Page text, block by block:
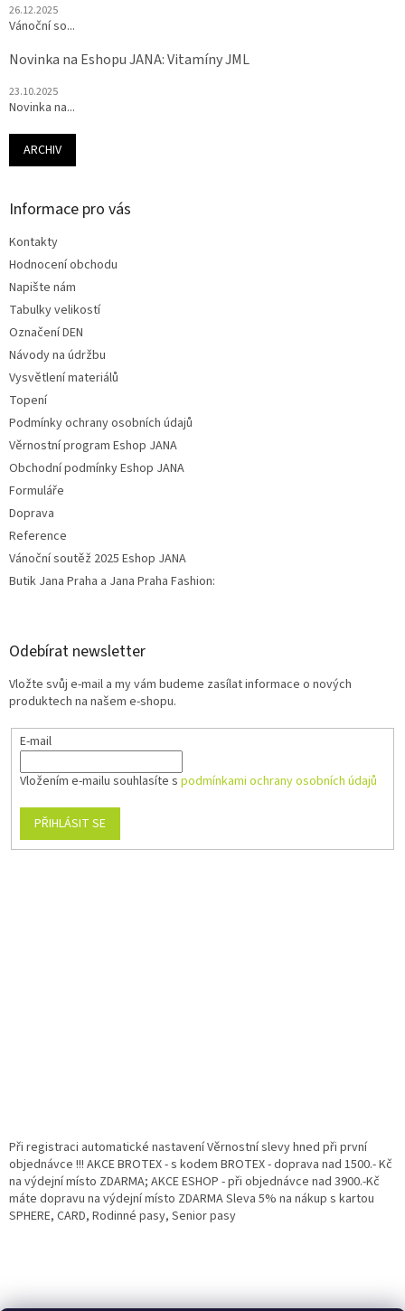
26.12.2025
Vánoční so...
Novinka na Eshopu JANA: Vitamíny JML
23.10.2025
Novinka na...
ARCHIV
Informace pro vás
Kontakty
Hodnocení obchodu
Napište nám
Tabulky velikostí
Označení DEN
Návody na údržbu
Vysvětlení materiálů
Topení
Podmínky ochrany osobních údajů
Věrnostní program Eshop JANA
Obchodní podmínky Eshop JANA
Formuláře
Doprava
Reference
Vánoční soutěž 2025 Eshop JANA
Butik Jana Praha a Jana Praha Fashion:
Odebírat newsletter
Vložte svůj e-mail a my vám budeme zasílat informace o nových
produktech na našem e-shopu.
E-mail
Vložením e-mailu souhlasíte s podmínkami ochrany osobních údajů
PŘIHLÁSIT SE
Při registraci automatické nastavení Věrnostní slevy hned při první
objednávce !!! AKCE BROTEX - s kodem BROTEX - doprava nad 1500.- Kč
na výdejní místo ZDARMA; AKCE ESHOP - při objednávce nad 3900.-Kč
máte dopravu na výdejní místo ZDARMA Sleva 5% na nákup s kartou
SPHERE, CARD, Rodinné pasy, Senior pasy